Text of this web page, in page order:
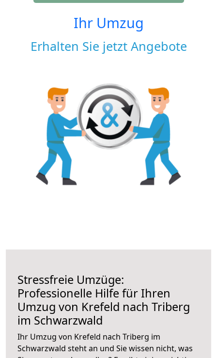
Ihr Umzug
Erhalten Sie jetzt Angebote
Stressfreie Umzüge:
Professionelle Hilfe für Ihren
Umzug von Krefeld nach Triberg
im Schwarzwald
Ihr Umzug von Krefeld nach Triberg im
Schwarzwald steht an und Sie wissen nicht, was